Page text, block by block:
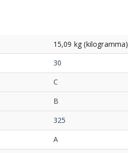
15,09 kg (kilogramma)
30
C
B
325
A